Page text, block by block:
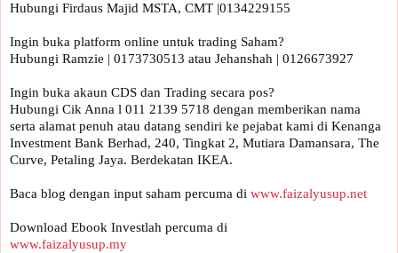
Hubungi Firdaus Majid MSTA, CMT |0134229155
Ingin buka platform online untuk trading Saham?
Hubungi Ramzie | 0173730513 atau Jehanshah | 0126673927
Ingin buka akaun CDS dan Trading secara pos?
Hubungi Cik Anna l 011 2139 5718 dengan memberikan nama
serta alamat penuh atau datang sendiri ke pejabat kami di Kenanga
Investment Bank Berhad, 240, Tingkat 2, Mutiara Damansara, The
Curve, Petaling Jaya. Berdekatan IKEA.
Baca blog dengan input saham percuma di www.faizalyusup.net
www.faizalyusup.my